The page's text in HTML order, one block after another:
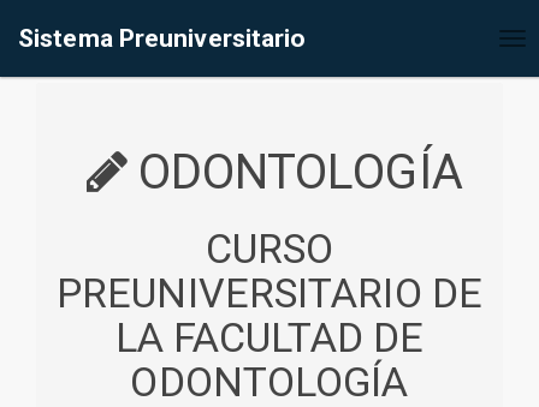
Sistema Preuniversitario
ODONTOLOGÍA
CURSO
PREUNIVERSITARIO DE
LA FACULTAD DE
ODONTOLOGÍA